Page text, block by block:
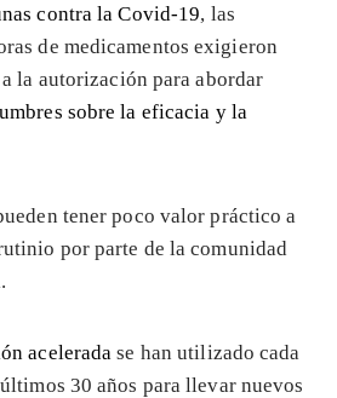
contra la Covid-19, las
de medicamentos exigieron
la autorización para abordar
sobre la eficacia y la
tener poco valor práctico a
por parte de la comunidad
acelerada se han utilizado cada
30 años para llevar nuevos